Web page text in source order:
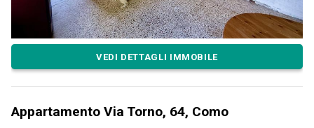
VEDI DETTAGLI IMMOBILE
Appartamento Via Torno, 64, Como